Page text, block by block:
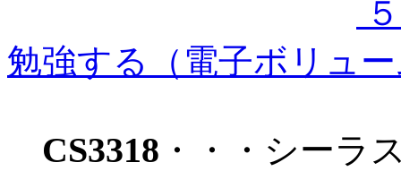
勉強する（電子ボリュ
CS3318 ・・・シーラ